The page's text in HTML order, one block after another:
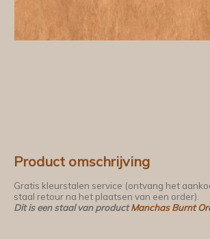
Product omschrijving
Gratis kleurstalen service (ontvang het
staal retour na het plaatsen van een order).
Dit is een staal van productManchas Burnt